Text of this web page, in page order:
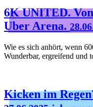
6K UNITED.
Uber Arena.
Wie es sich anhört, wenn
Wunderbar, ergreifend und
Kicken im